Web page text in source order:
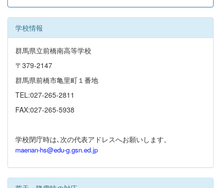
学校情報
群馬県立前橋南高等学校
〒379-2147
群馬県前橋市亀里町１番地
TEL:027-265-2811
FAX:027-265-5938
学校閉庁時は､次の代表アドレスへお願いします。
maenan-hs@edu-g.gsn.ed.jp